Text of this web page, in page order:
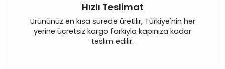
Hızlı Teslimat
Ürününüz en kısa sürede üretilir, Türkiye'nin her
yerine ücretsiz kargo farkıyla kapınıza kadar
teslim edilir.